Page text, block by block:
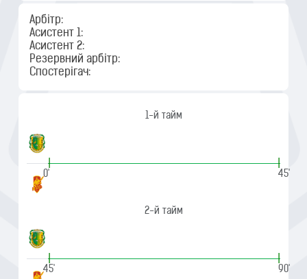
Арбітр:
Асистент 1:
Асистент 2:
Резервний арбітр:
Спостерігач:
1-й тайм
|
0'
|
45'
2-й тайм
|
45'
|
90'